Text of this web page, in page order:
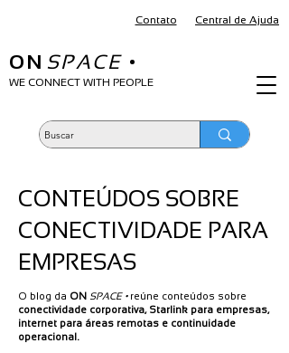
ON SPACE •
WE CONNECT WITH PEOPLE
Contato Central de Ajuda
CONTEÚDOS SOBRE
CONECTIVIDADE PARA
EMPRESAS
O blog da ON SPACE •reúne conteúdos sobre
conectividade corporativa, Starlink para empresas,
internet para áreas remotas e continuidade
operacional.